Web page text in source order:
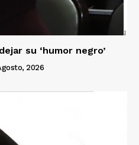
su ‘humor negro’
2026